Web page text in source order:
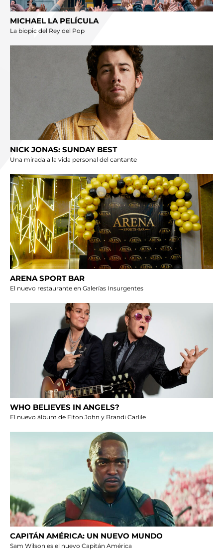
MICHAEL LA PELÍCULA
La biopic del Rey del Pop
NICK JONAS: SUNDAY BEST
Una mirada a la vida personal del cantante
ARENA SPORT BAR
El nuevo restaurante en Galerías Insurgentes
WHO BELIEVES IN ANGELS?
El nuevo álbum de Elton John y Brandi Carlile
CAPITÁN AMÉRICA: UN NUEVO MUNDO
Sam Wilson es el nuevo Capitán América